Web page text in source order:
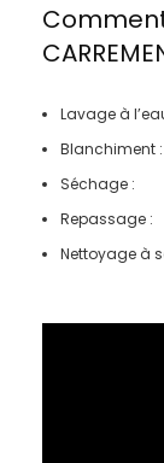
Lavage à
Blanchiment :
Séchage :
Repassage :
Nettoyage à